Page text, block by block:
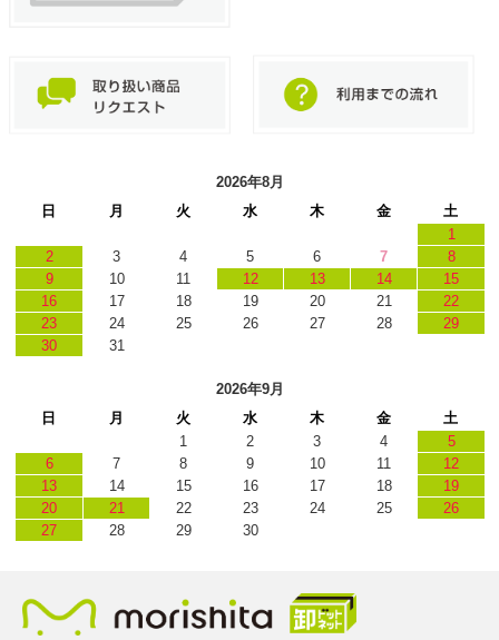
2026年8月
日
月 火 水 木 金
土
1
2
3 4 5 6 7
8
9
10 11 12 13 14
15
16
17 18 19 20 21
22
23
24 25 26 27 28
29
30
31
2026年9月
日
月 火 水 木 金
土
1
2 3 4
5
6
7 8 9 10 11
12
13
14 15 16 17 18
19
20
21 22 23 24 25
26
27
28 29 30